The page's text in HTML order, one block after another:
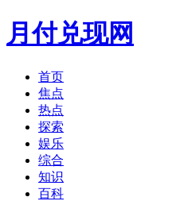
月付兑现网
首页
焦点
热点
探索
娱乐
综合
知识
百科